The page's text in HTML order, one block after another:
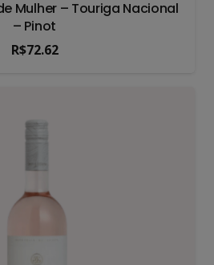
Mulher – Touriga Nacional
– Pinot
R$72.62